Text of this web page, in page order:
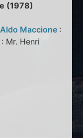
(1978)
Aldo Maccione :
: Mr. Henri